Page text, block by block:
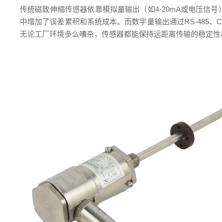
传统磁致伸缩传感器依靠模拟量输出（如4-20mA或电压信
中增加了误差累积和系统成本。而数字量输出通过RS-485
无论工厂环境多么嘈杂，传感器都能保持远距离传输的稳定